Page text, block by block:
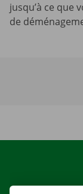
jusqu’à ce que
de